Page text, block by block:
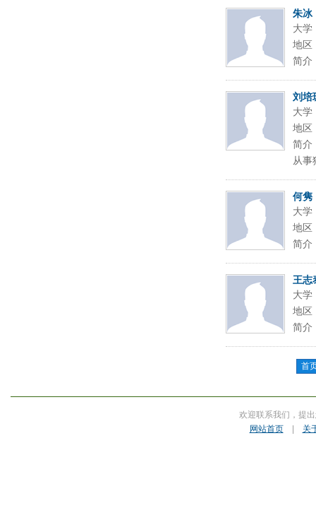
朱冰
大学
地区
简介
刘培
大学
地区
简介
从事
何隽
大学
地区
简介
王志
大学
地区
简介
首
欢迎联系我们，提
网站首页| 关